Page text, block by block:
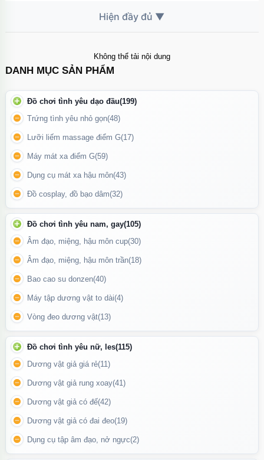
hai.
🌿 Thành phần an toàn
100% thảo dược tự nhiên: quế, bạc hà, bạch tật lê, dâm dương
hoắc, Vitamin E…
Dịu nhẹ, hạn chế kích ứng khi sử dụng đúng cách
Cơ chế tác động nhanh nhưng kiểm soát tốt, giúp làm dịu độ
nhạy cảm đúng mức để kéo dài thời gian mà vẫn giữ cảm giác
Không thể tải nội dung
DANH MỤC SẢN PHẨM
Đồ chơi tình yêu dạo đầu(199)
Trứng tình yêu nhỏ gọn(48)
Lưỡi liếm massage điểm G(17)
Máy mát xa điểm G(59)
Dụng cụ mát xa hậu môn(43)
Đồ cosplay, đồ bạo dâm(32)
Đồ chơi tình yêu nam, gay(105)
Âm đạo, miệng, hậu môn cup(30)
Âm đạo, miệng, hậu môn trần(18)
Bao cao su donzen(40)
Máy tập dương vật to dài(4)
Vòng đeo dương vật(13)
Đồ chơi tình yêu nữ, les(115)
Dương vật giả giá rẻ(11)
Dương vật giả rung xoay(41)
Dương vật giả có đế(42)
Dương vật giả có đai đeo(19)
Dụng cụ tập âm đạo, nở ngực(2)